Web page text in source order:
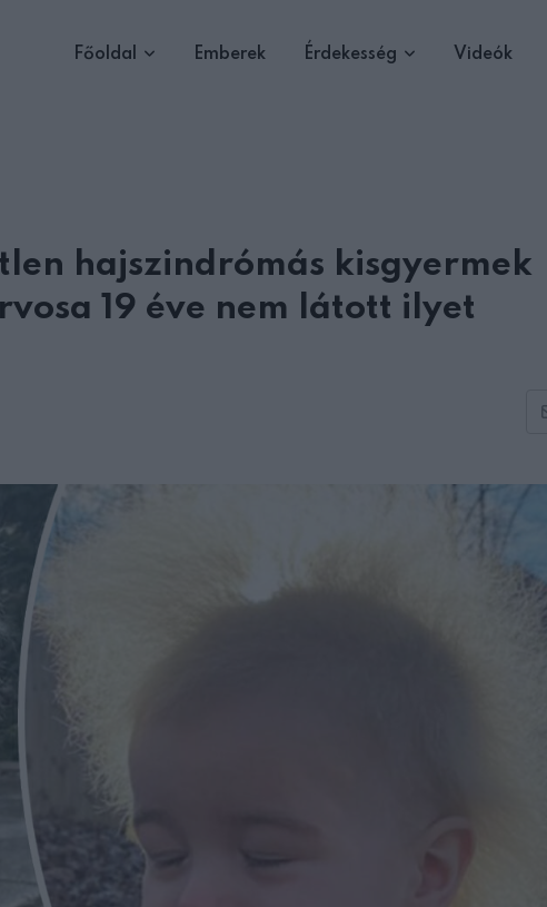
Főoldal Emberek Érdekesség Videók
hajszindrómás kisgyermek
19 éve nem látott ilyet